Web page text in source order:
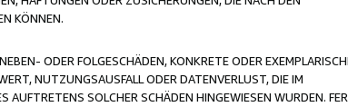
KÖNNEN.
ODER FOLGESCHÄDEN, KONKRETE ODER
NUTZUNGSAUSFALL ODER DATENVERLUST, DIE IM
SOLCHER SCHÄDEN HINGEWIESEN WURDEN.